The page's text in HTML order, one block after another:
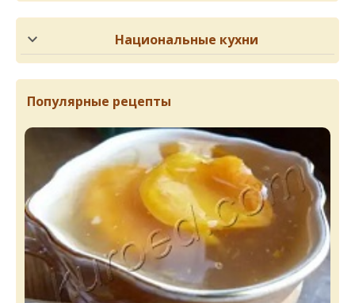
Национальные кухни
Популярные рецепты